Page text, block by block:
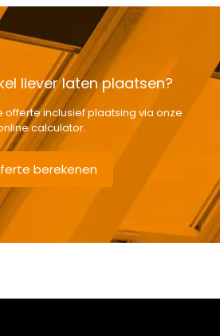
liever laten plaatsen?
offerte inclusief plaatsing via onze
calculator.
berekenen